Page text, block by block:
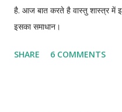
है. आज बात करते है वास्तु शास्त्र
इसका समाधान।
SHARE 6 COMMENTS